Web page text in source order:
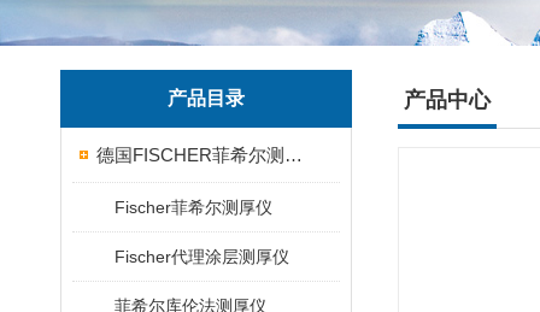
产品目录
德国FISCHER菲希尔测厚仪
Fischer菲希尔测厚仪
Fischer代理涂层测厚仪
菲希尔库伦法测厚仪
产品中心